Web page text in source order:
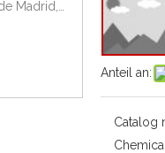
Anteil an:
Catalog